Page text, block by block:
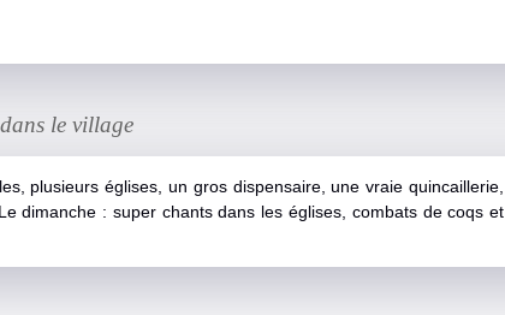
le village
plusieurs églises, un gros dispensaire, une vraie quincaillerie,
dimanche : super chants dans les églises, combats de coqs et